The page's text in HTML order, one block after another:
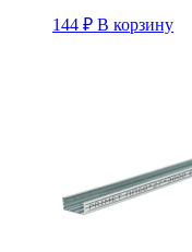
144 ₽ В корзину